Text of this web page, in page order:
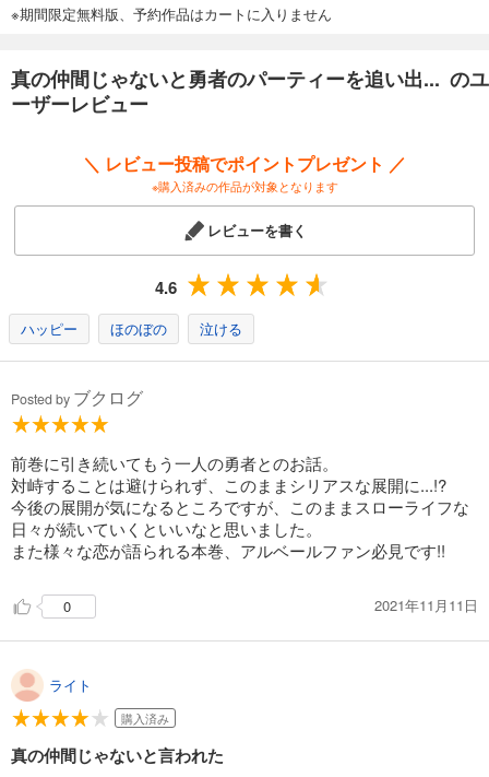
カート
748円 (税込)
あらすじを表示する
792
792 円 (税込)
あらすじを表示する
※期間限定無料版、予約作品はカートに入りません
真の仲間じゃないと勇者のパーティーを追い出... のユ
ーザーレビュー
＼ レビュー投稿でポイントプレゼント ／
※購入済みの作品が対象となります
レビューを書く
4.6
ハッピー ほのぼの 泣ける
Posted by ブクログ
前巻に引き続いてもう一人の勇者とのお話。
対峙することは避けられず、このままシリアスな展開に...!?
今後の展開が気になるところですが、このままスローライフな
日々が続いていくといいなと思いました。
また様々な恋が語られる本巻、アルベールファン必見です!!
0 2021年11月11日
ライト
購入済み
真の仲間じゃないと言われた